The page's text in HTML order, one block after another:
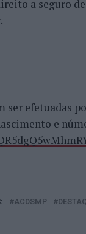
a seguro
ser efetuadas
e
ACDSMP